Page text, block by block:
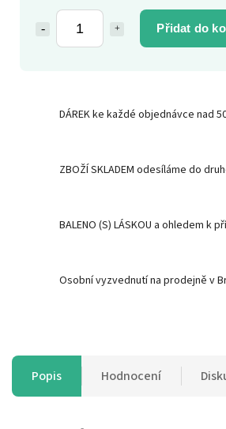
Přidat do
DÁREK ke každé objednávce nad
ZBOŽÍ SKLADEM odesíláme do
BALENO (S) LÁSKOU a ohledem k
Osobní vyzvednutí na prodejně v
Popis Hodnocení